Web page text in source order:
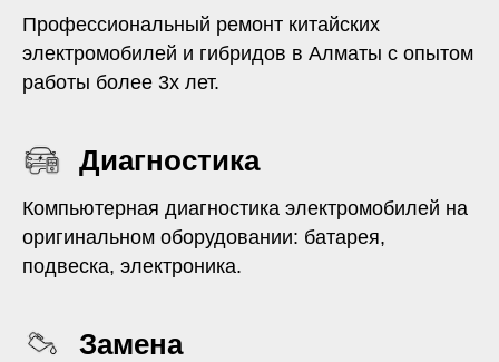
Профессиональный ремонт китайских
электромобилей и гибридов в Алматы с опытом
работы более 3х лет.
Диагностика
Компьютерная диагностика электромобилей на
оригинальном оборудовании: батарея,
подвеска, электроника.
Замена